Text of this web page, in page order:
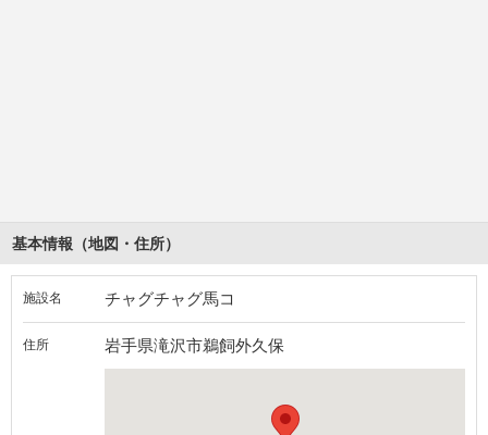
基本情報（地図・住所）
施設名 チャグチャグ馬コ
住所 岩手県滝沢市鵜飼外久保